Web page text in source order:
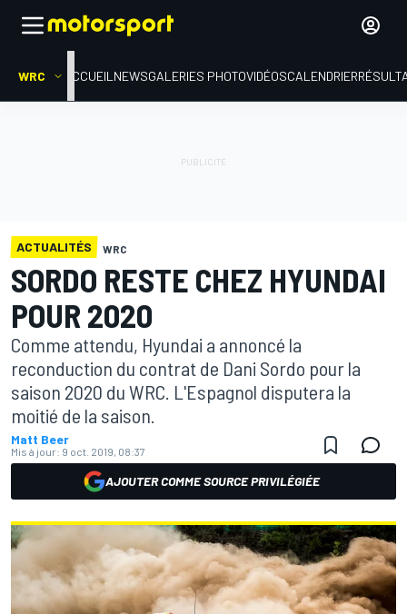
WRC ACCUEIL NEWSGALERIES PHOTOVIDÉOSCALENDRIER
ACTUALITÉS WRC
SORDO RESTE CHEZ HYUNDAI
POUR 2020
Comme attendu, Hyundai a annoncé la
reconduction du contrat de Dani Sordo pour la
saison 2020 du WRC. L'Espagnol disputera la
moitié de la saison.
Matt Beer
Mis à jour: 9 oct. 2019, 08:37
AJOUTER COMME SOURCE PRIVILÉGIÉE